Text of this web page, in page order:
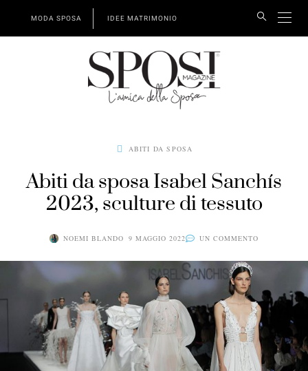
MODA SPOSA IDEE MATRIMONIO
ABITI DA SPOSA
Abiti da sposa Isabel Sanchís
2023, sculture di tessuto
NOEMI BLANDO 9 MAGGIO 2022 UN COMMENTO